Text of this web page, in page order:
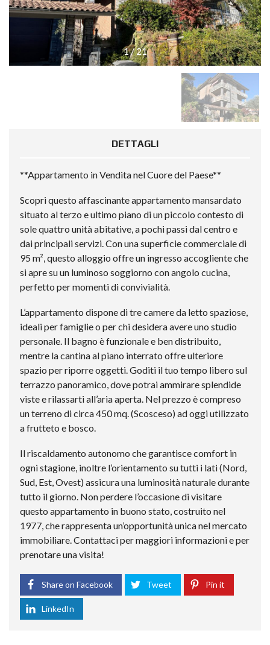
1/21
DETTAGLI
**Appartamento in Vendita nel Cuore del Paese**
Scopri questo affascinante appartamento mansardato
situato al terzo e ultimo piano di un piccolo contesto di
sole quattro unità abitative, a pochi passi dal centro e
dai principali servizi. Con una superficie commerciale di
95 m², questo alloggio offre un ingresso accogliente che
si apre su un luminoso soggiorno con angolo cucina,
perfetto per momenti di convivialità.
L’appartamento dispone di tre camere da letto spaziose,
ideali per famiglie o per chi desidera avere uno studio
personale. Il bagno è funzionale e ben distribuito,
mentre la cantina al piano interrato offre ulteriore
spazio per riporre oggetti. Goditi il tuo tempo libero sul
terrazzo panoramico, dove potrai ammirare splendide
viste e rilassarti all’aria aperta. Nel prezzo è compreso
un terreno di circa 450 mq. (Scosceso) ad oggi utilizzato
a frutteto e bosco.
Il riscaldamento autonomo che garantisce comfort in
ogni stagione, inoltre l’orientamento su tutti i lati (Nord,
Sud, Est, Ovest) assicura una luminosità naturale durante
tutto il giorno. Non perdere l’occasione di visitare
questo appartamento in buono stato, costruito nel
1977, che rappresenta un’opportunità unica nel mercato
immobiliare. Contattaci per maggiori informazioni e per
prenotare una visita!
Share on Facebook Tweet Pin it
LinkedIn